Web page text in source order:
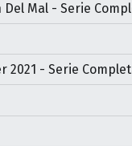
Del Mal - Serie
2021 - Serie